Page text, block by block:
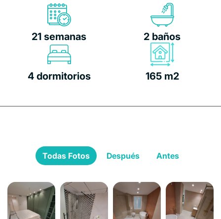
21 semanas 2 baños
4 dormitorios 165 m2
Todas Fotos Después Antes